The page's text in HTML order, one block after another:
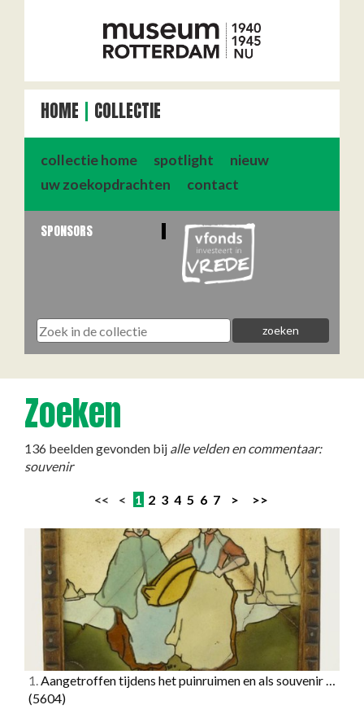
HOME COLLECTIE
collectie home spotlight
nieuw
uw zoekopdrachten
contact
SPONSORS
Zoeken
136 beelden gevonden bij alle velden en commentaar:
souvenir
<< < 1 2 3 4 5 6 7 > >>
1.Aangetroffen tijdens het puinruimen en als souvenir …
(5604)